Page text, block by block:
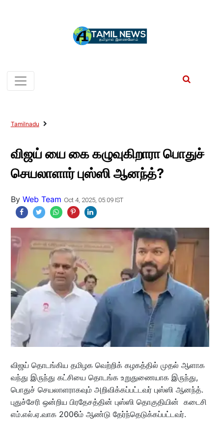
Tamilnadu
விஜய் யை கை கழுவுகிறாரா பொதுச்
செயலாளார் புஸ்ஸி ஆனந்த்?
By Web Team Oct 4, 2025, 05:09 IST
விஜய் தொடங்கிய தமிழக வெற்றிக் கழகத்தில் முதல் ஆளாக
வந்து இருந்து கட்சியை தொடங்க உறுதுணையாக இருந்து,
பொதுச் செயலாளராகவும் அறிவிக்கப்பட்டவர் புஸ்ஸி ஆனந்த்.
புதுச்சேரி ஒன்றிய பிரதேசத்தின் புஸ்ஸி தொகுதியின் கடைசி
எம்.எல்.ஏ.வாக 2006ம் ஆண்டு தேர்ந்தெடுக்கப்பட்டவர்.